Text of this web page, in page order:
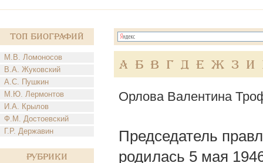
Топ Биографий
М.В. Ломоносов
В.А. Жуковский
А.С. Пушкин
М.Ю. Лермонтов
И.А. Крылов
Ф.М. Достоевский
Г.Р. Державин
Рубрики
А Б В Г Д Е Ж З И
Орлова Валентина
Председатель
родилась 5 мая